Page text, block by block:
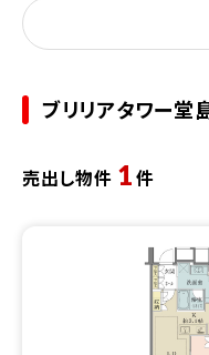
ブリリアタワー堂
売出し物件 1件